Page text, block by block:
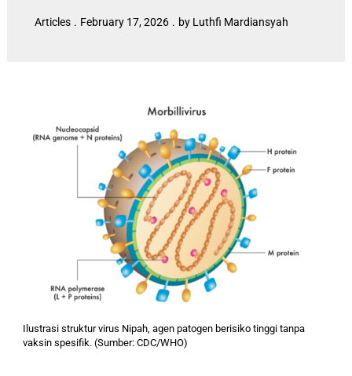
Articles . February 17, 2026 . by Luthfi Mardiansyah
Ilustrasi struktur virus Nipah, agen patogen berisiko tinggi tanpa
vaksin spesifik. (Sumber: CDC/WHO)